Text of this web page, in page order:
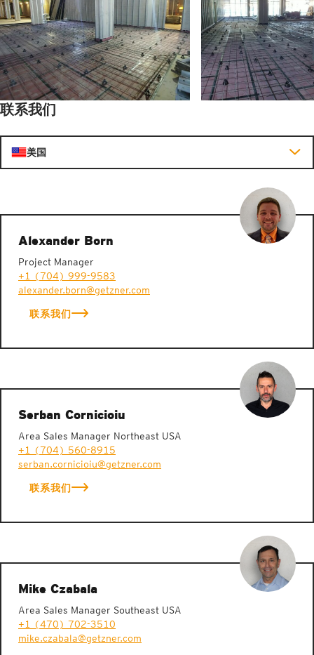
联系我们
美国
Alexander Born
Project Manager
+1 (704) 999-9583
alexander.born@getzner.com
联系我们
Serban Cornicioiu
Area Sales Manager Northeast USA
+1 (704) 560-8915
serban.cornicioiu@getzner.com
联系我们
Mike Czabala
Area Sales Manager Southeast USA
+1 (470) 702-3510
mike.czabala@getzner.com